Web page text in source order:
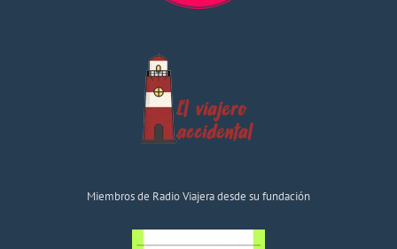
Miembros de Radio Viajera desde su fundación